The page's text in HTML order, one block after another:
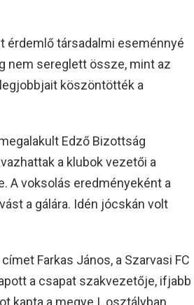
társadalmi eseménnyé
nem sereglett össze, mint az
köszöntötték a
Edző Bizottság
a klubok vezetői a
A voksolás eredményeként a
a gálára. Idén jócskán volt
Farkas János, a Szarvasi FC
a csapat szakvezetője, ifjabb